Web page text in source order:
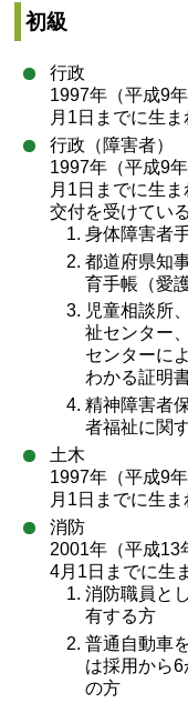
初級
行政
1997年（平成9
月1日までに生
行政（障害者）
1997年（平成9
月1日までに生
交付を受けてい
身体障害者
都道府県知
育手帳（愛
児童相談所
祉センター
センターに
わかる証明
精神障害者
者福祉に関
土木
1997年（平成9
月1日までに生
消防
2001年（平成13
4月1日までに生
消防職員と
有する方
普通自動車
は採用から
の方